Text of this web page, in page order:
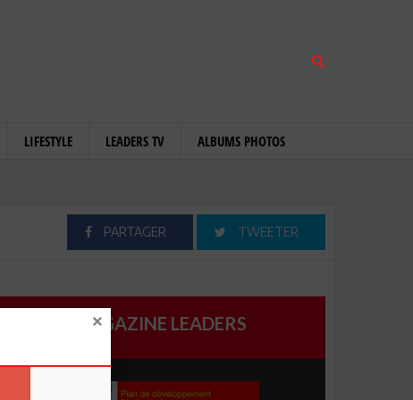
LIFESTYLE LEADERS TV ALBUMS PHOTOS
PARTAGER TWEETER
MAGAZINE LEADERS